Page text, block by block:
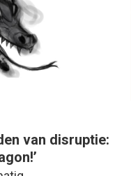
van disruptie: